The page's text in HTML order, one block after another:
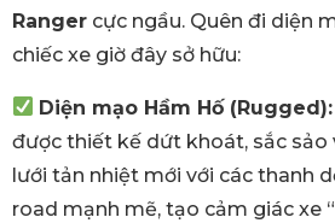
Ranger cực ngầu. Quên đi diện
chiếc xe giờ đây sở hữu:
Diện mạo Hầm Hố (Rugged):
được thiết kế dứt khoát, sắc sảo
lưới tản nhiệt mới với các thanh
road mạnh mẽ, tạo cảm giác xe